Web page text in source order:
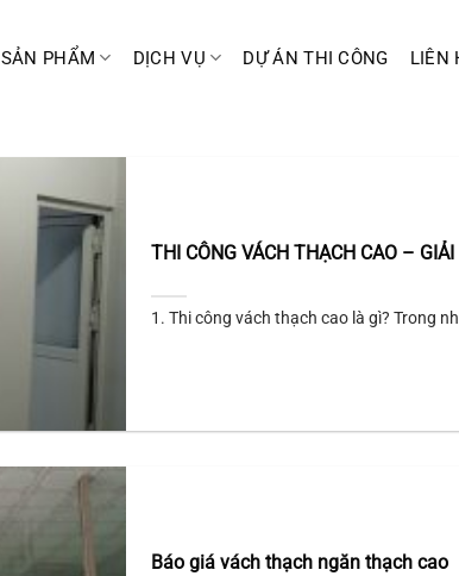
SẢN PHẨM DỊCH VỤ DỰ ÁN THI CÔNG LIÊN
THI CÔNG VÁCH THẠCH CAO –
1. Thi công vách thạch cao là gì? Trong
Báo giá vách thạch ngăn thạch cao